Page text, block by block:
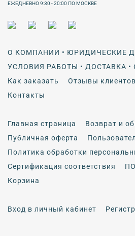
О КОМПАНИИ • ЮРИДИЧЕСКИЕ
УСЛОВИЯ РАБОТЫ • ДОСТАВКА •
Как заказать
Отзывы клиентов
Контакты
Главная страница
Возврат и
Публичная оферта
Политика обработки
Сертификация соответствия
Корзина
Вход в личный кабинет
ЕЖЕДНЕВНО 9:30 - 20:00 ПО МОСКВЕ